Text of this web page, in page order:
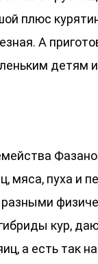
плюс
А
детям
мяса, пуха и
разными
кур,
а есть так